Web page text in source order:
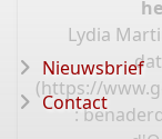
Lydia
(https://
:
Nieuwsbrief
Contact